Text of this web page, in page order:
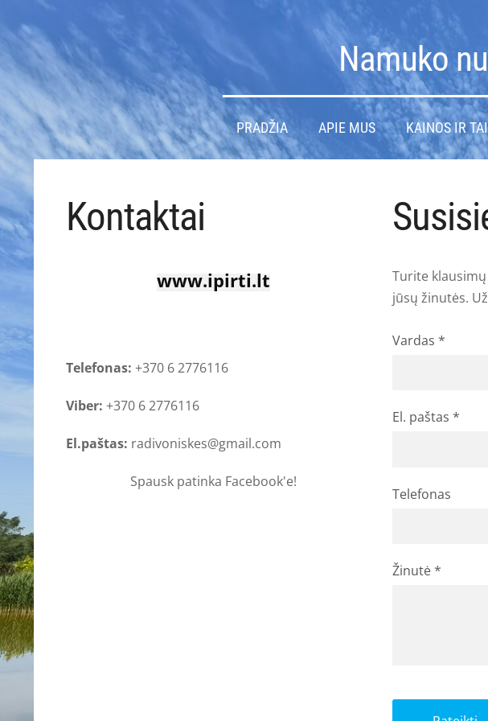
Namuko
PRADŽIA APIE MUS KAINOS IR
Kontaktai
www.ipirti.lt
Telefonas: +370 6 2776116
Viber: +370 6 2776116
El.paštas: radivoniskes@gmail.com
Spausk patinka Facebook'e!
Turite
jūsų žinutės.
Vardas *
El. paštas *
Telefonas
Žinutė *